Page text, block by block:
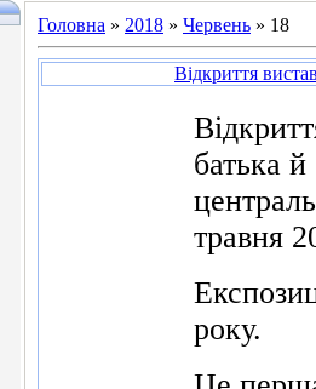
Головна » 2018 » Червень » 18
Відкриття
батька
травня
року.